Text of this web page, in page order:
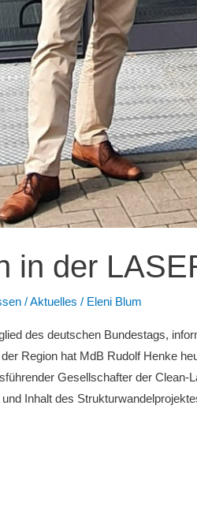
in der
/Aktuelles / Eleni Blum
des deutschen Bundestags,
Region hat MdB Rudolf Henke
Gesellschafter der
Inhalt des